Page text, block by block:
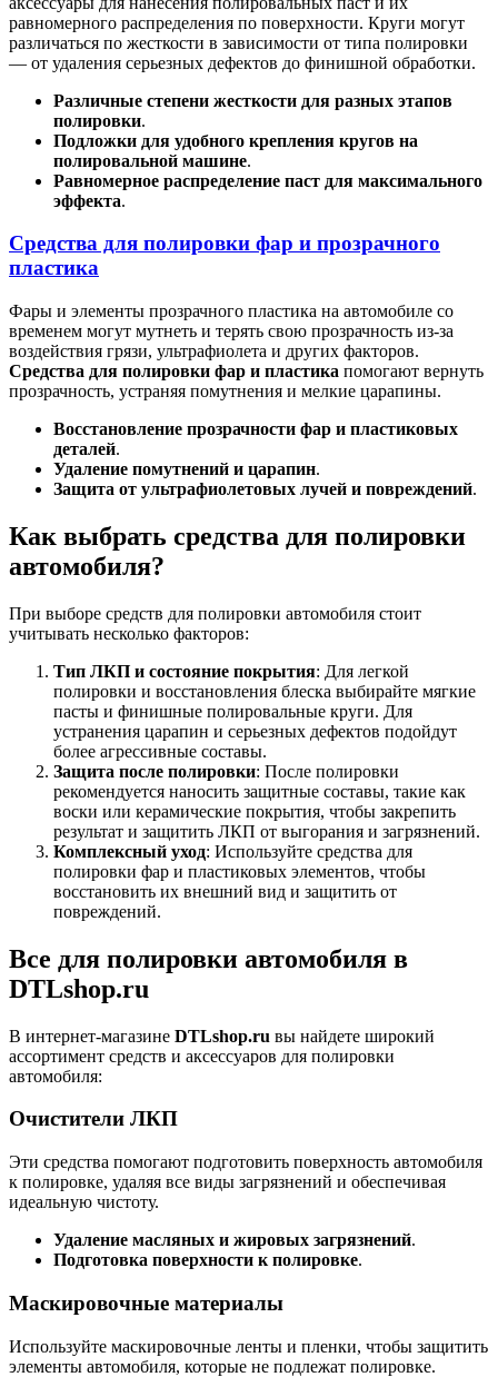
равномерного распределения по поверхности. Круги могут
различаться по жесткости в зависимости от типа полировки
— от удаления серьезных дефектов до финишной обработки.
Различные степени жесткости для разных этапов
полировки.
Подложки для удобного крепления кругов на
полировальной машине.
Равномерное распределение паст для максимального
эффекта.
Средства для полировки фар и прозрачного
пластика
Фары и элементы прозрачного пластика на автомобиле со
временем могут мутнеть и терять свою прозрачность из-за
воздействия грязи, ультрафиолета и других факторов.
Средства для полировки фар и пластика помогают вернуть
прозрачность, устраняя помутнения и мелкие царапины.
Восстановление прозрачности фар и пластиковых
деталей.
Удаление помутнений и царапин.
Защита от ультрафиолетовых лучей и повреждений.
Как выбрать средства для полировки
автомобиля?
При выборе средств для полировки автомобиля стоит
учитывать несколько факторов:
Тип ЛКП и состояние покрытия: Для легкой
полировки и восстановления блеска выбирайте мягкие
пасты и финишные полировальные круги. Для
устранения царапин и серьезных дефектов подойдут
более агрессивные составы.
Защита после полировки: После полировки
рекомендуется наносить защитные составы, такие как
воски или керамические покрытия, чтобы закрепить
результат и защитить ЛКП от выгорания и загрязнений.
Комплексный уход: Используйте средства для
полировки фар и пластиковых элементов, чтобы
восстановить их внешний вид и защитить от
повреждений.
Все для полировки автомобиля в
DTLshop.ru
В интернет-магазине DTLshop.ru вы найдете широкий
ассортимент средств и аксессуаров для полировки
автомобиля:
Очистители ЛКП
Эти средства помогают подготовить поверхность автомобиля
к полировке, удаляя все виды загрязнений и обеспечивая
идеальную чистоту.
Удаление масляных и жировых загрязнений.
Подготовка поверхности к полировке.
Маскировочные материалы
Используйте маскировочные ленты и пленки, чтобы защитить
элементы автомобиля, которые не подлежат полировке.